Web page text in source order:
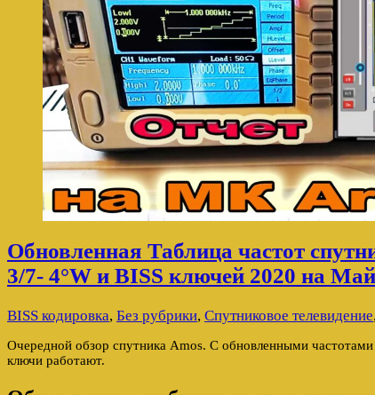
Обновленная Таблица частот
3/7- 4°W и BISS ключей 2020 на Май
BISS кодировка, Без рубрики, Спутниковое телевидение
Очередной обзор спутника Amos. С обновленными
ключи работают.